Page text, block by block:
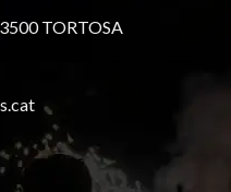
TORTOSA